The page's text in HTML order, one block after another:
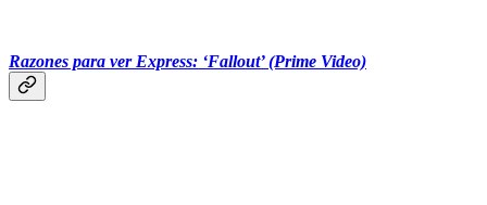
Razones para ver Express: ‘Fallout’ (Prime Video)